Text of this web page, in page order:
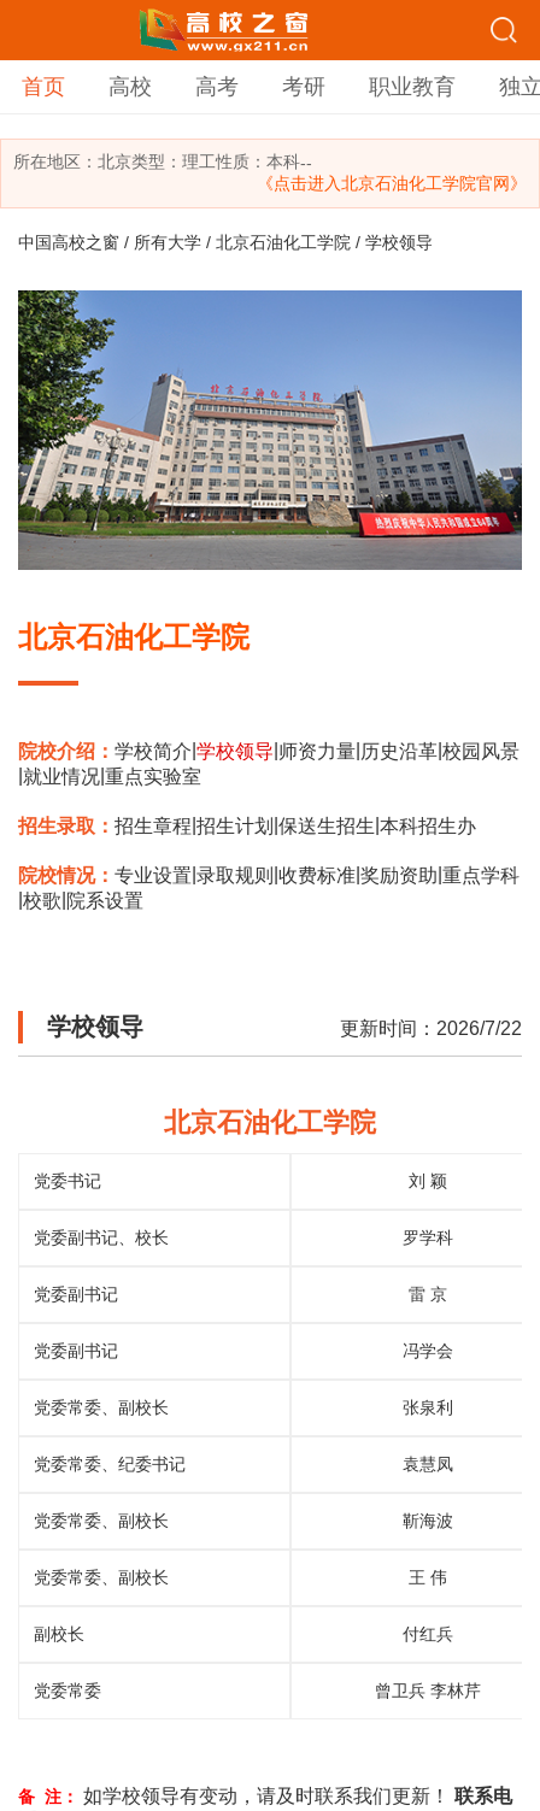
首页 高校 高考 考研 职业教育 独
所在地区： 北京类型： 理工性质：本科--
《点击进入北京石油化工学院官网》
中国高校之窗 / 所有大学 / 北京石油化工学院 / 学校领导
北京石油化工学院
院校介绍： 学校简介 学校领导 师资力量 历史沿革 校园风景
就业情况 重点实验室
招生录取： 招生章程 招生计划 保送生招生 本科招生办
院校情况： 专业设置 录取规则 收费标准 奖励资助 重点学科
校歌 院系设置
学校领导 更新时间：2026/7/22
北京石油化工学院
党委书记 刘 颖
党委副书记、校长 罗学科
党委副书记 雷 京
党委副书记 冯学会
党委常委、副校长 张泉利
党委常委、纪委书记 袁慧凤
党委常委、副校长 靳海波
党委常委、副校长 王 伟
副校长 付红兵
党委常委 曾卫兵 李林芹
备 注： 如学校领导有变动，请及时联系我们更新！
联系电